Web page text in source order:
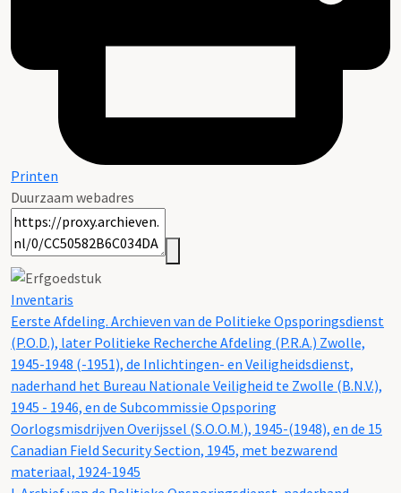
Printen
Duurzaam webadres
Inventaris
Eerste Afdeling. Archieven van de Politieke Opsporingsdienst
(P.O.D.), later Politieke Recherche Afdeling (P.R.A.) Zwolle,
1945-1948 (-1951), de Inlichtingen- en Veiligheidsdienst,
naderhand het Bureau Nationale Veiligheid te Zwolle (B.N.V.),
1945 - 1946, en de Subcommissie Opsporing
Oorlogsmisdrijven Overijssel (S.O.O.M.), 1945-(1948), en de 15
Canadian Field Security Section, 1945, met bezwarend
materiaal, 1924-1945